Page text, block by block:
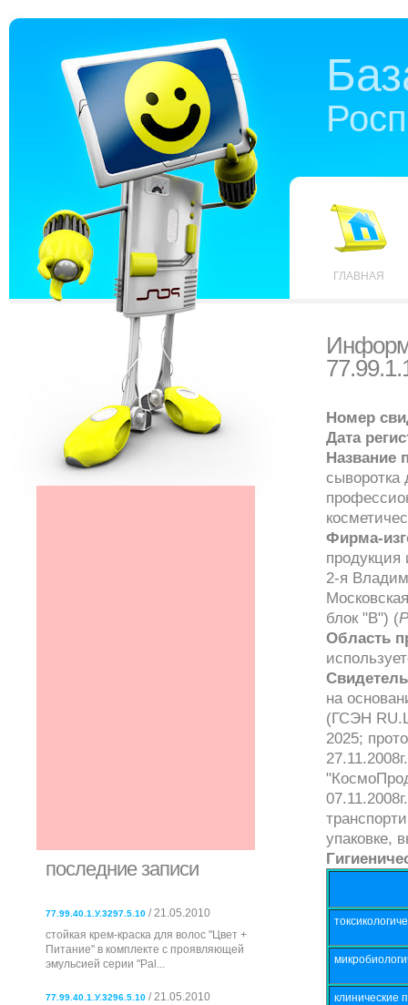
ГЛАВНАЯ
последние записи
77.99.40.1.У.3297.5.10 / 21.05.2010
стойкая крем-краска для волос "Цвет +
Питание" в комплекте с проявляющей
эмульсией серии "Pal...
77.99.40.1.У.3296.5.10 / 21.05.2010
Номер
Дата
Название
сыворотка
Фирма-
2-я
блок "В") (
Область
на
(ГСЭН
2025;
упаковке,
клинические